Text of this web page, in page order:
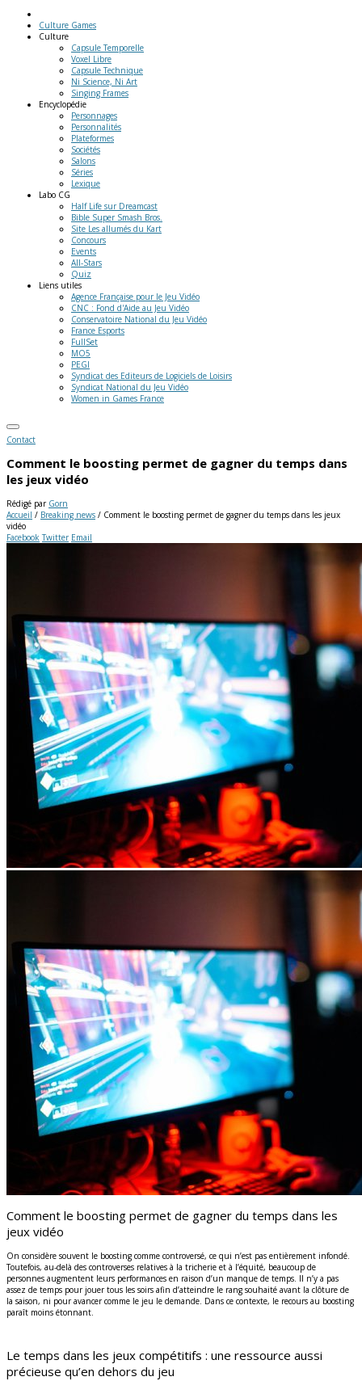
Culture Games
Culture
Capsule Temporelle
Voxel Libre
Capsule Technique
Ni Science, Ni Art
Singing Frames
Encyclopédie
Personnages
Personnalités
Plateformes
Sociétés
Salons
Séries
Lexique
Labo CG
Half Life sur Dreamcast
Bible Super Smash Bros.
Site Les allumés du Kart
Concours
Events
All-Stars
Quiz
Liens utiles
Agence Française pour le Jeu Vidéo
CNC : Fond d'Aide au Jeu Vidéo
Conservatoire National du Jeu Vidéo
France Esports
FullSet
MO5
PEGI
Syndicat des Editeurs de Logiciels de Loisirs
Syndicat National du Jeu Vidéo
Women in Games France
Contact
Comment le boosting permet de gagner du temps dans
les jeux vidéo
Rédigé par Gorn
Accueil / Breaking news / Comment le boosting permet de gagner du temps dans les jeux
vidéo
Facebook Twitter Email
Comment le boosting permet de gagner du temps dans les
jeux vidéo
On considère souvent le boosting comme controversé, ce qui n’est pas entièrement infondé.
Toutefois, au-delà des controverses relatives à la tricherie et à l’équité, beaucoup de
personnes augmentent leurs performances en raison d’un manque de temps. Il n’y a pas
assez de temps pour jouer tous les soirs afin d’atteindre le rang souhaité avant la clôture de
la saison, ni pour avancer comme le jeu le demande. Dans ce contexte, le recours au boosting
paraît moins étonnant.
Le temps dans les jeux compétitifs : une ressource aussi
précieuse qu’en dehors du jeu